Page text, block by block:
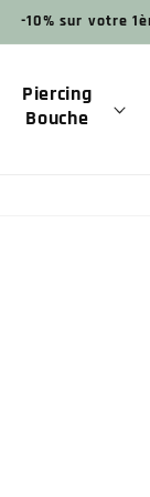
-10% sur votre
Piercing
Bouche